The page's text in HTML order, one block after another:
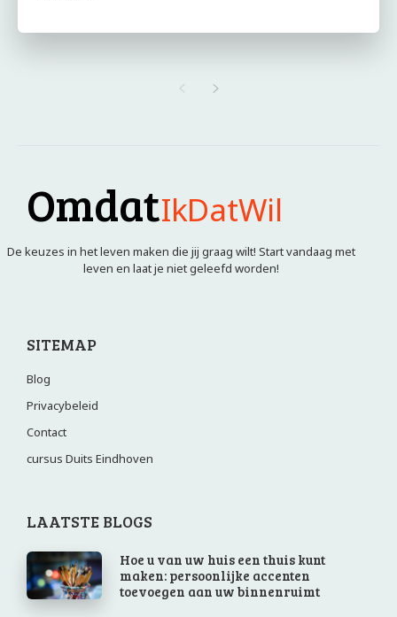
OmdatIkDatWil
De keuzes in het leven maken die jij graag wilt! Start vandaag met
leven en laat je niet geleefd worden!
SITEMAP
Blog
Privacybeleid
Contact
cursus Duits Eindhoven
LAATSTE BLOGS
Hoe u van uw huis een thuis kunt
maken: persoonlijke accenten
toevoegen aan uw binnenruimt